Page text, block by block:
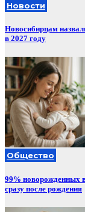
Новости
Новосибирцам
в 2027 году
Общество
99% новорожденных
сразу после рождения